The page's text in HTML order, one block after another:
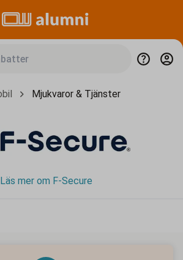
Mjukvaror & Tjänster
Läs mer om F-Secure